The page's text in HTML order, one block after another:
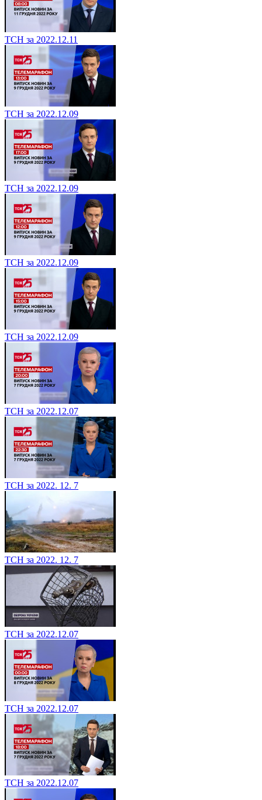
ТСН за 2022.12.11
ТСН за 2022.12.09
ТСН за 2022.12.09
ТСН за 2022.12.09
ТСН за 2022.12.09
ТСН за 2022.12.07
ТСН за 2022. 12. 7
ТСН за 2022. 12. 7
ТСН за 2022.12.07
ТСН за 2022.12.07
ТСН за 2022.12.07